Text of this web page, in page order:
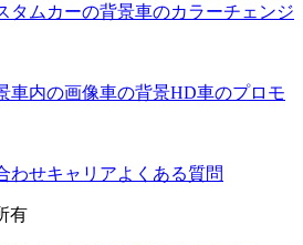
タムカーの背景車のカラーチェンジ
車内の画像車の背景HD車のプロモ
わせキャリアよくある質問
有